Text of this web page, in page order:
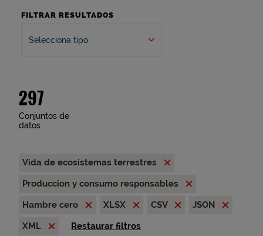
FILTRAR RESULTADOS
Selecciona tipo
297
Conjuntos de
datos
Vida de ecosistemas terrestres
Produccion y consumo responsables
Hambre cero
XLSX CSV
JSON
XML
Restaurar filtros